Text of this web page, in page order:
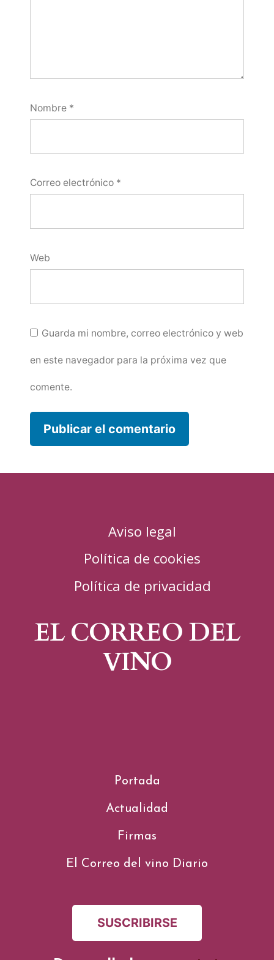
Nombre *
Correo electrónico *
Web
Guarda mi nombre, correo electrónico y web
en este navegador para la próxima vez que
comente.
Aviso legal
Política de cookies
Política de privacidad
EL CORREO DEL
VINO
Portada
Actualidad
Firmas
El Correo del vino Diario
SUSCRIBIRSE